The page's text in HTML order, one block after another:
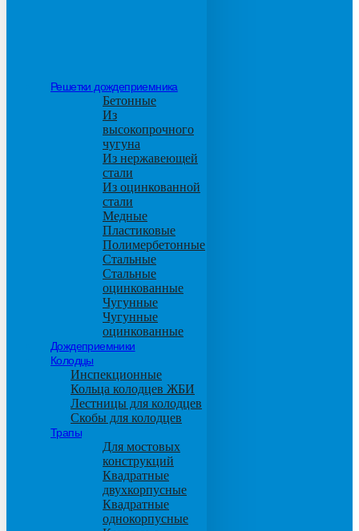
Решетки дождеприемника
Бетонные
Из
высокопрочного
чугуна
Из нержавеющей
стали
Из оцинкованной
стали
Медные
Пластиковые
Полимербетонные
Стальные
Стальные
оцинкованные
Чугунные
Чугунные
оцинкованные
Дождеприемники
Колодцы
Инспекционные
Кольца колодцев ЖБИ
Лестницы для колодцев
Скобы для колодцев
Трапы
Для мостовых
конструкций
Квадратные
двухкорпусные
Квадратные
однокорпусные